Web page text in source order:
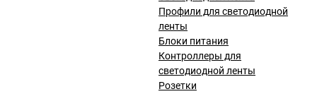
Профили для светодиодной
ленты
Блоки питания
Контроллеры для
светодиодной ленты
Розетки